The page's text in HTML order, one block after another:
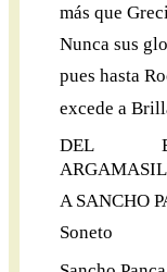
más que
Nunca sus
pues hasta
excede a
DEL
A SANCHO
Soneto